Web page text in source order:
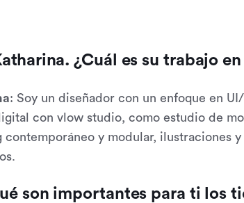
¿Cuál es su trabajo
: Soy un diseñador con un enfoque en
con vlow studio, como estudio de
contemporáneo y modular, ilustraciones
son importantes para ti los